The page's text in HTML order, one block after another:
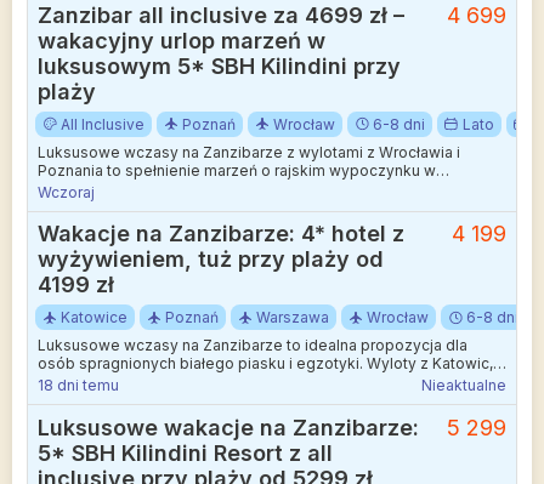
Zanzibar all inclusive za 4699 zł –
wakacyjny urlop marzeń w
luksusowym 5* SBH Kilindini przy
plaży
4 699
All Inclusive Poznań Wrocław 6-8 dni Lato
Luksusowe wczasy na Zanzibarze z wylotami z Wrocławia i
Poznania to spełnienie marzeń o rajskim wypoczynku w
otoczeniu palm i turkusowego oceanu.
Wczoraj
Wakacje na Zanzibarze: 4* hotel z
wyżywieniem, tuż przy plaży od
4199 zł
4 199
Katowice Poznań Warszawa Wrocław
6-8 dni
Luksusowe wczasy na Zanzibarze to idealna propozycja dla
osób spragnionych białego piasku i egzotyki. Wyloty z Katowic,
Poznania, Warszawy lub Wrocławia.
18 dni temu Nieaktualne
Luksusowe wakacje na Zanzibarze:
5* SBH Kilindini Resort z all
inclusive przy plaży od 5299 zł
5 299